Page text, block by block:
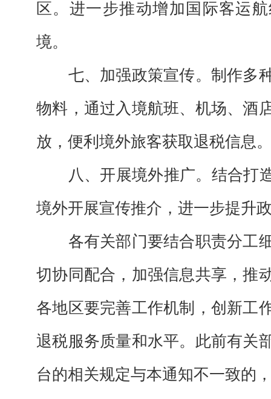
区。进一步推动增加国际客运
境。
七、加强政策宣传。制作多
物料，通过入境航班、机场、酒
放，便利境外旅客获取退税信息
八、开展境外推广。结合打造
境外开展宣传推介，进一步提升
各有关部门要结合职责分工
切协同配合，加强信息共享，推
各地区要完善工作机制，创新工
退税服务质量和水平。此前有关
台的相关规定与本通知不一致的